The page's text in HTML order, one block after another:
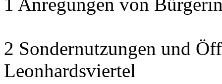
2 Sondernutzungen und
Leonhardsviertel